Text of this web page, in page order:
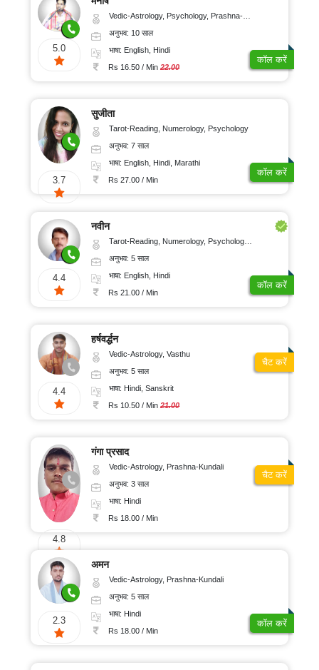
5.0
Vedic-Astrology, Psychology, Prashna-Kundali
अनुभव: 10 साल
भाषा: English, Hindi
Rs 16.50 / Min22.00
कॉल करें
3.7
सुजीता
Tarot-Reading, Numerology, Psychology
अनुभव: 7 साल
भाषा: English, Hindi, Marathi
Rs 27.00 / Min
कॉल करें
4.4
नवीन
Tarot-Reading, Numerology, Psychology, Medical-Astrology
अनुभव: 5 साल
भाषा: English, Hindi
Rs 21.00 / Min
कॉल करें
4.4
हर्षवर्द्धन
Vedic-Astrology, Vasthu
अनुभव: 5 साल
भाषा: Hindi, Sanskrit
Rs 10.50 / Min21.00
चैट करें
4.8
गंगा प्रसाद
Vedic-Astrology, Prashna-Kundali
अनुभव: 3 साल
भाषा: Hindi
Rs 18.00 / Min
चैट करें
2.3
अमन
Vedic-Astrology, Prashna-Kundali
अनुभव: 5 साल
भाषा: Hindi
Rs 18.00 / Min
कॉल करें